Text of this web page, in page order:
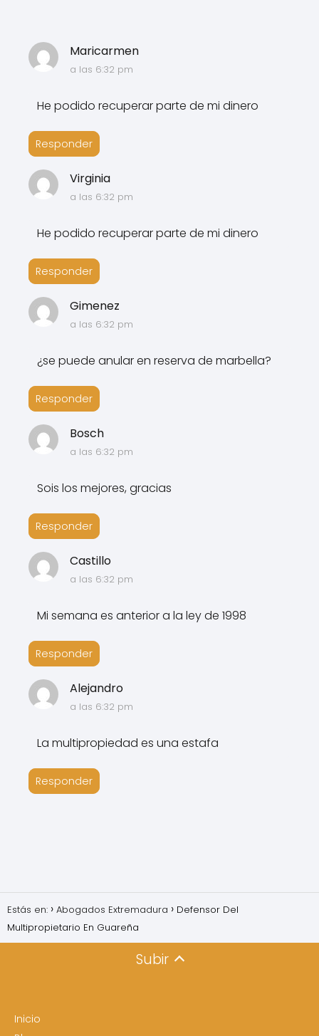
Maricarmen
a las 6:32 pm
He podido recuperar parte de mi dinero
Responder
Virginia
a las 6:32 pm
He podido recuperar parte de mi dinero
Responder
Gimenez
a las 6:32 pm
¿se puede anular en reserva de marbella?
Responder
Bosch
a las 6:32 pm
Sois los mejores, gracias
Responder
Castillo
a las 6:32 pm
Mi semana es anterior a la ley de 1998
Responder
Alejandro
a las 6:32 pm
La multipropiedad es una estafa
Responder
Estás en: Abogados Extremadura
Defensor Del
Multipropietario En Guareña
Subir
Inicio